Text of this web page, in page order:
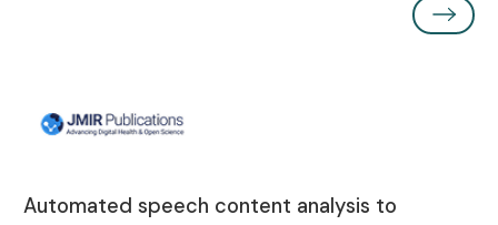
Automated speech content analysis to